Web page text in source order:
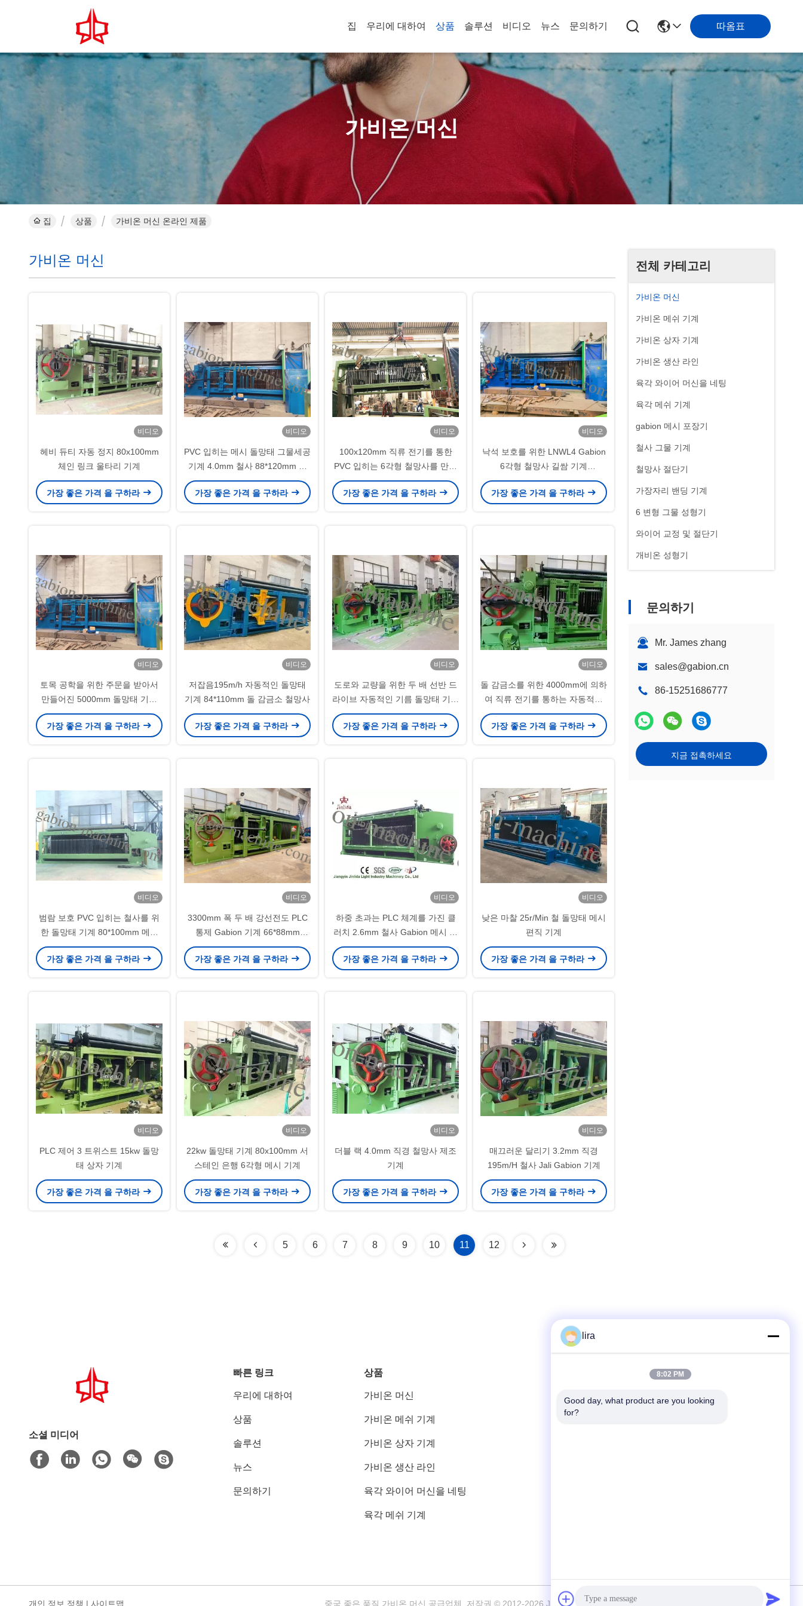
집 우리에 대하여 상품 솔루션 비디오 뉴스 문의하기 따옴표
가비온 머신
집 상품 가비온 머신 온라인 제품
전체 카테고리
가비온 머신
가비온 메쉬 기계
가비온 상자 기계
가비온 생산 라인
육각 와이어 머신을 네팅
육각 메쉬 기계
gabion 메시 포장기
철사 그물 기계
철망사 절단기
가장자리 밴딩 기계
6 변형 그물 성형기
와이어 교정 및 절단기
개비온 성형기
문의하기
Mr. James zhang
sales@gabion.cn
86-15251686777
지금 접촉하세요
가비온 머신
비디오
헤비 듀티 자동 정지 80x100mm
체인 링크 울타리 기계
가장 좋은 가격 을 구하라
비디오
PVC 입히는 메시 돌망태 그물세공
기계 4.0mm 철사 88*120mm 돌
망태 매트리스
가장 좋은 가격 을 구하라
비디오
100x120mm 직류 전기를 통한
PVC 입히는 6각형 철망사를 만드
는 돌망태 기계
가장 좋은 가격 을 구하라
비디오
낙석 보호를 위한 LNWL4 Gabion
6각형 철망사 길쌈 기계
84*100mm 메시
가장 좋은 가격 을 구하라
비디오
토목 공학을 위한 주문을 받아서
만들어진 5000mm 돌망태 기계
112*127mm 철사 그물세공
가장 좋은 가격 을 구하라
비디오
저잡음195m/h 자동적인 돌망태
기계 84*110mm 돌 감금소 철망사
가장 좋은 가격 을 구하라
비디오
도로와 교량을 위한 두 배 선반 드
라이브 자동적인 기름 돌망태 기계
120x150mm 메시
가장 좋은 가격 을 구하라
비디오
돌 감금소를 위한 4000mm에 의하
여 직류 전기를 통하는 자동적인
돌망태 기계 80*100mm 철망사
가장 좋은 가격 을 구하라
비디오
범람 보호 PVC 입히는 철사를 위
한 돌망태 기계 80*100mm 메시
상자
가장 좋은 가격 을 구하라
비디오
3300mm 폭 두 배 강선전도 PLC
통제 Gabion 기계 66*88mm
Gabion 매트리스
가장 좋은 가격 을 구하라
비디오
하중 초과는 PLC 체계를 가진 클
러치 2.6mm 철사 Gabion 메시 장
비를 보호합니다
가장 좋은 가격 을 구하라
비디오
낮은 마찰 25r/Min 철 돌망태 메시
편직 기계
가장 좋은 가격 을 구하라
비디오
PLC 제어 3 트위스트 15kw 돌망
태 상자 기계
가장 좋은 가격 을 구하라
비디오
22kw 돌망태 기계 80x100mm 서
스테인 은행 6각형 메시 기계
가장 좋은 가격 을 구하라
비디오
더블 랙 4.0mm 직경 철망사 제조
기계
가장 좋은 가격 을 구하라
비디오
매끄러운 달리기 3.2mm 직경
195m/H 철사 Jali Gabion 기계
가장 좋은 가격 을 구하라
5 6 7 8 9 10 11 12
소셜 미디어
빠른 링크
우리에 대하여
상품
솔루션
뉴스
문의하기
상품
가비온 머신
가비온 메쉬 기계
가비온 상자 기계
가비온 생산 라인
육각 와이어 머신을 네팅
육각 메쉬 기계
Tel
개인 정보 정책 | 사이트맵 중국 좋은 품질 가비온 머신 공급업체. 저작권 © 2012-2026 Jiangyin Jinlida Light Industry Machinery Co.,Ltd . 판권 소유.
lira
8:02 PM
Good day, what product are you looking
for?